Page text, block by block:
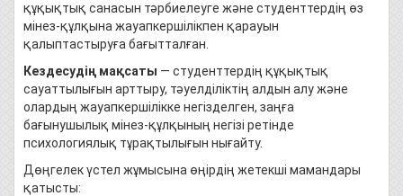
құқықтық санасын тәрбиелеуге және студенттердің өз
мінез-құлқына жауапкершілікпен қарауын
қалыптастыруға бағытталған.
Кездесудің мақсаты — студенттердің құқықтық
сауаттылығын арттыру, тәуелділіктің алдын алу және
олардың жауапкершілікке негізделген, заңға
бағынушылық мінез-құлқының негізі ретінде
психологиялық тұрақтылығын нығайту.
Дөңгелек үстел жұмысына өңірдің жетекші мамандары
қатысты: